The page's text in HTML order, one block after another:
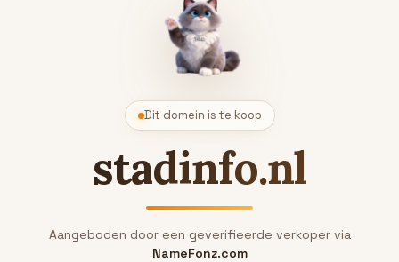
Dit domein is te koop
stadinfo.nl
Aangeboden door een geverifieerde verkoper via
NameFonz.com